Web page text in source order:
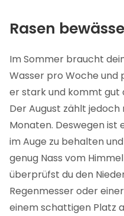
Rasen
Im Sommer braucht
Wasser pro Woche
er stark und kommt gut
Der August zählt
Monaten. Deswegen ist
im Auge zu behalten
genug Nass vom
überprüfst du den
Regenmesser oder
einem schattigen Platz